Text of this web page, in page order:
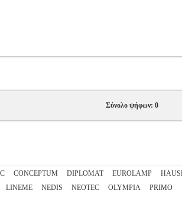
Σύνολο ψήφων: 0
CONCEPTUM DIPLOMAT EUROLAMP
LINEME NEDIS NEOTEC OLYMPIA PRIMO